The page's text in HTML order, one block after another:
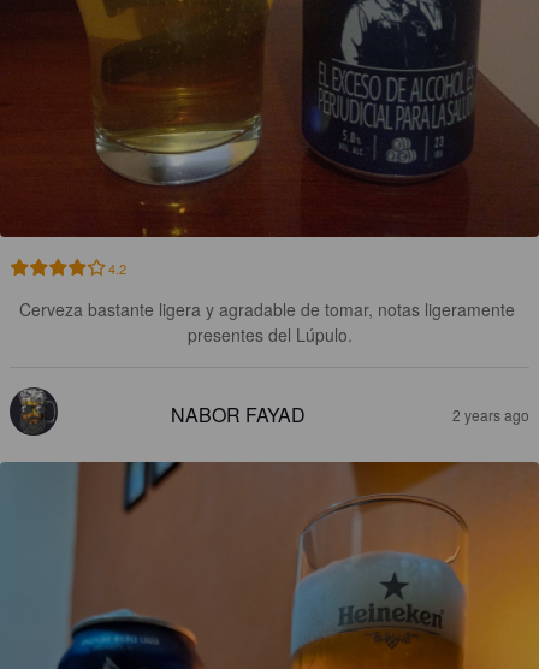
4.2
Cerveza bastante ligera y agradable de tomar, notas ligeramente
presentes del Lúpulo.
NABOR FAYAD 2 years ago